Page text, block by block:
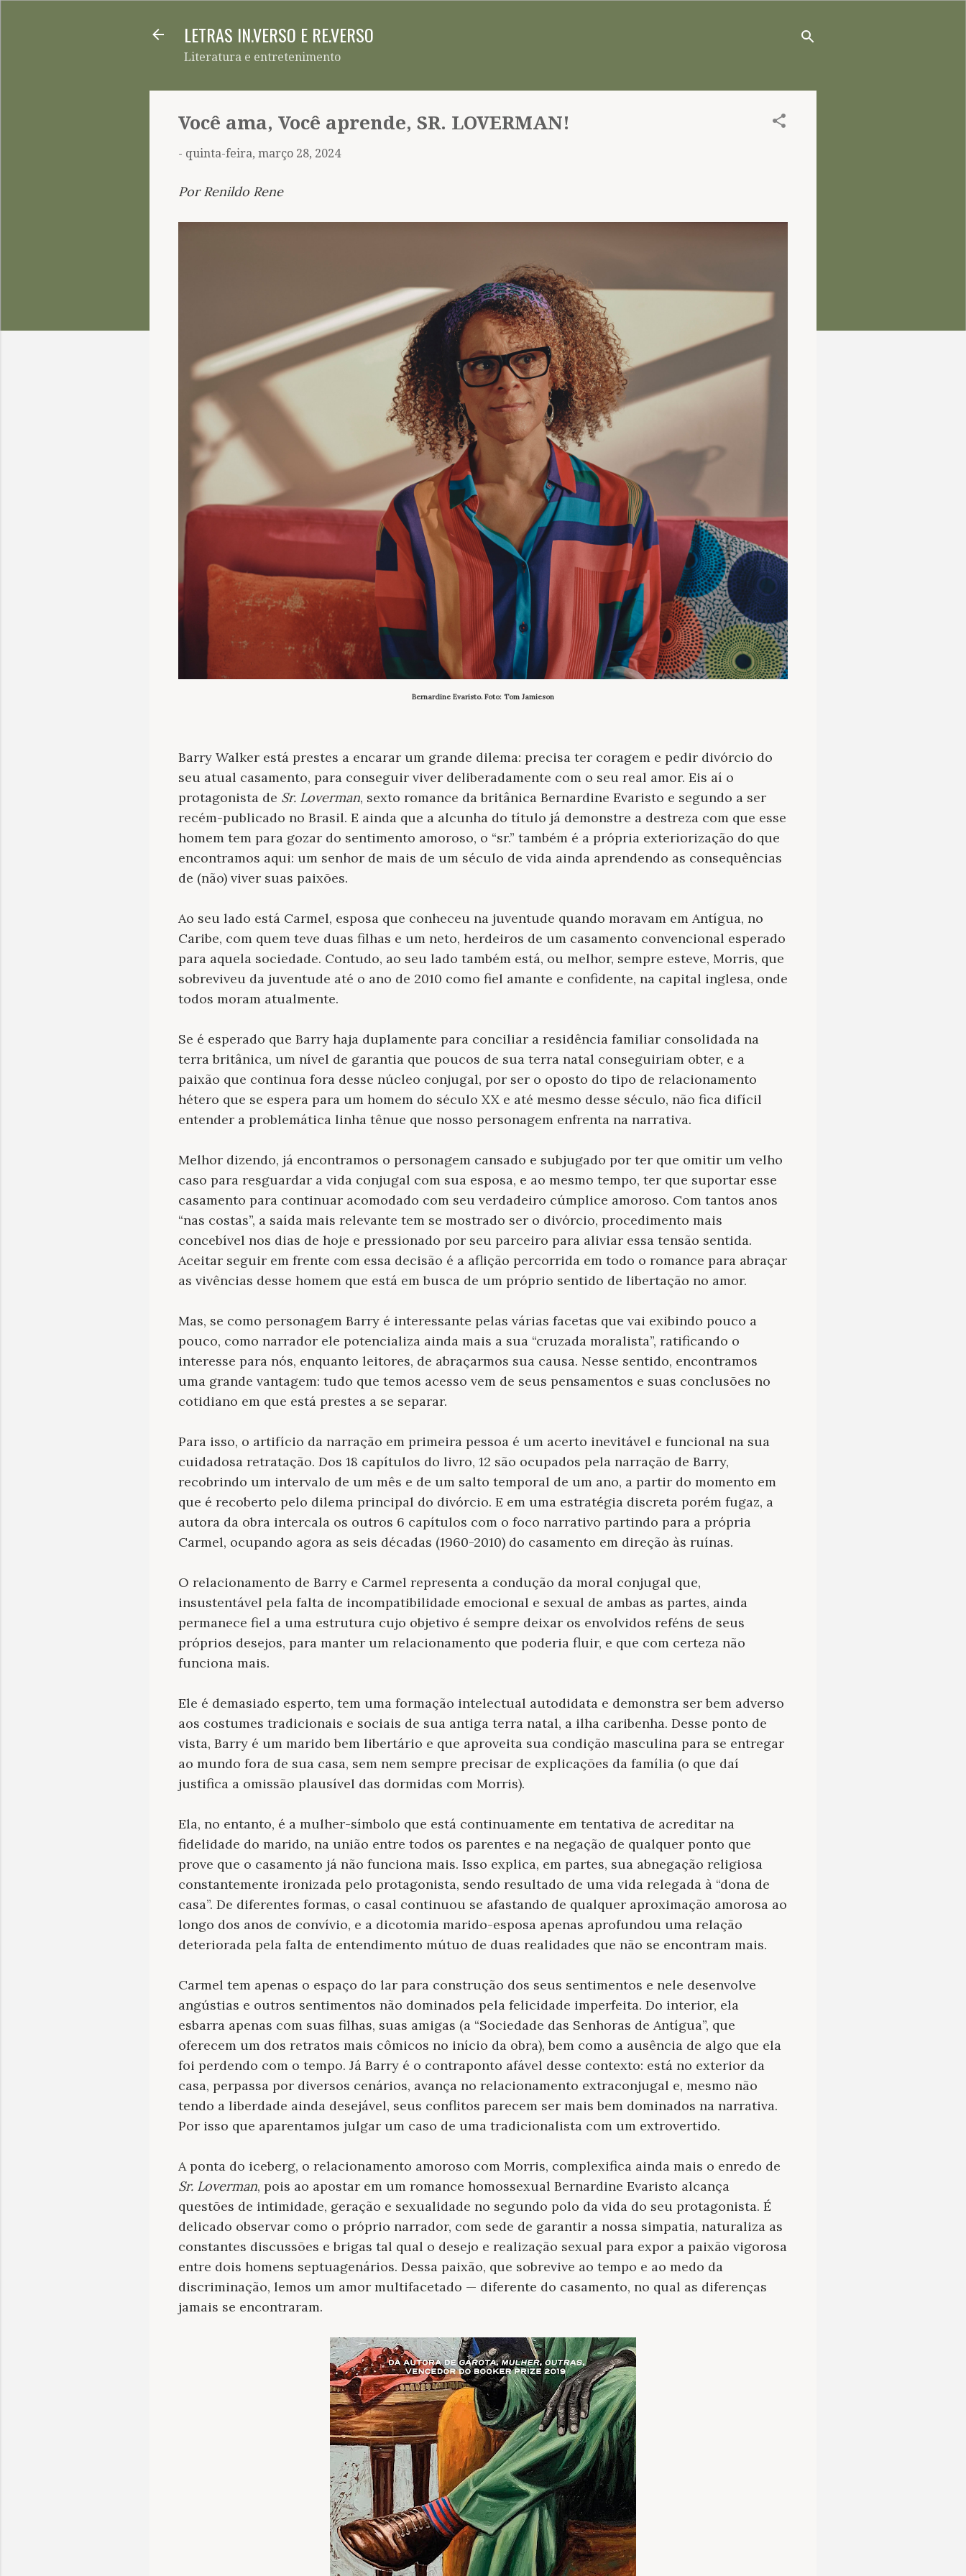
LETRAS IN.VERSO E RE.VERSO
Literatura e entretenimento
Você ama, Você aprende, SR. LOVERMAN!
- quinta-feira, março 28, 2024
Por Renildo Rene
Bernardine Evaristo. Foto: Tom Jamieson
Barry Walker está prestes a encarar um grande dilema: precisa ter coragem e pedir divórcio do
seu atual casamento, para conseguir viver deliberadamente com o seu real amor. Eis aí o
protagonista de Sr. Loverman, sexto romance da britânica Bernardine Evaristo e segundo a ser
recém-publicado no Brasil. E ainda que a alcunha do título já demonstre a destreza com que esse
homem tem para gozar do sentimento amoroso, o “sr.” também é a própria exteriorização do que
encontramos aqui: um senhor de mais de um século de vida ainda aprendendo as consequências
de (não) viver suas paixões.
Ao seu lado está Carmel, esposa que conheceu na juventude quando moravam em Antígua, no
Caribe, com quem teve duas filhas e um neto, herdeiros de um casamento convencional esperado
para aquela sociedade. Contudo, ao seu lado também está, ou melhor, sempre esteve, Morris, que
sobreviveu da juventude até o ano de 2010 como fiel amante e confidente, na capital inglesa, onde
todos moram atualmente.
Se é esperado que Barry haja duplamente para conciliar a residência familiar consolidada na
terra britânica, um nível de garantia que poucos de sua terra natal conseguiriam obter, e a
paixão que continua fora desse núcleo conjugal, por ser o oposto do tipo de relacionamento
hétero que se espera para um homem do século XX e até mesmo desse século, não fica difícil
entender a problemática linha tênue que nosso personagem enfrenta na narrativa.
Melhor dizendo, já encontramos o personagem cansado e subjugado por ter que omitir um velho
caso para resguardar a vida conjugal com sua esposa, e ao mesmo tempo, ter que suportar esse
casamento para continuar acomodado com seu verdadeiro cúmplice amoroso. Com tantos anos
“nas costas”, a saída mais relevante tem se mostrado ser o divórcio, procedimento mais
concebível nos dias de hoje e pressionado por seu parceiro para aliviar essa tensão sentida.
Aceitar seguir em frente com essa decisão é a aflição percorrida em todo o romance para abraçar
as vivências desse homem que está em busca de um próprio sentido de libertação no amor.
Mas, se como personagem Barry é interessante pelas várias facetas que vai exibindo pouco a
pouco, como narrador ele potencializa ainda mais a sua “cruzada moralista”, ratificando o
interesse para nós, enquanto leitores, de abraçarmos sua causa. Nesse sentido, encontramos
uma grande vantagem: tudo que temos acesso vem de seus pensamentos e suas conclusões no
cotidiano em que está prestes a se separar.
Para isso, o artifício da narração em primeira pessoa é um acerto inevitável e funcional na sua
cuidadosa retratação. Dos 18 capítulos do livro, 12 são ocupados pela narração de Barry,
recobrindo um intervalo de um mês e de um salto temporal de um ano, a partir do momento em
que é recoberto pelo dilema principal do divórcio. E em uma estratégia discreta porém fugaz, a
autora da obra intercala os outros 6 capítulos com o foco narrativo partindo para a própria
Carmel, ocupando agora as seis décadas (1960-2010) do casamento em direção às ruínas.
O relacionamento de Barry e Carmel representa a condução da moral conjugal que,
insustentável pela falta de incompatibilidade emocional e sexual de ambas as partes, ainda
permanece fiel a uma estrutura cujo objetivo é sempre deixar os envolvidos reféns de seus
próprios desejos, para manter um relacionamento que poderia fluir, e que com certeza não
funciona mais.
Ele é demasiado esperto, tem uma formação intelectual autodidata e demonstra ser bem adverso
aos costumes tradicionais e sociais de sua antiga terra natal, a ilha caribenha. Desse ponto de
vista, Barry é um marido bem libertário e que aproveita sua condição masculina para se entregar
ao mundo fora de sua casa, sem nem sempre precisar de explicações da família (o que daí
justifica a omissão plausível das dormidas com Morris).
Ela, no entanto, é a mulher-símbolo que está continuamente em tentativa de acreditar na
fidelidade do marido, na união entre todos os parentes e na negação de qualquer ponto que
prove que o casamento já não funciona mais. Isso explica, em partes, sua abnegação religiosa
constantemente ironizada pelo protagonista, sendo resultado de uma vida relegada à “dona de
casa”. De diferentes formas, o casal continuou se afastando de qualquer aproximação amorosa ao
longo dos anos de convívio, e a dicotomia marido-esposa apenas aprofundou uma relação
deteriorada pela falta de entendimento mútuo de duas realidades que não se encontram mais.
Carmel tem apenas o espaço do lar para construção dos seus sentimentos e nele desenvolve
angústias e outros sentimentos não dominados pela felicidade imperfeita. Do interior, ela
esbarra apenas com suas filhas, suas amigas (a “Sociedade das Senhoras de Antígua”, que
oferecem um dos retratos mais cômicos no início da obra), bem como a ausência de algo que ela
foi perdendo com o tempo. Já Barry é o contraponto afável desse contexto: está no exterior da
casa, perpassa por diversos cenários, avança no relacionamento extraconjugal e, mesmo não
tendo a liberdade ainda desejável, seus conflitos parecem ser mais bem dominados na narrativa.
Por isso que aparentamos julgar um caso de uma tradicionalista com um extrovertido.
A ponta do iceberg, o relacionamento amoroso com Morris, complexifica ainda mais o enredo de
Sr. Loverman, pois ao apostar em um romance homossexual Bernardine Evaristo alcança
questões de intimidade, geração e sexualidade no segundo polo da vida do seu protagonista. É
delicado observar como o próprio narrador, com sede de garantir a nossa simpatia, naturaliza as
constantes discussões e brigas tal qual o desejo e realização sexual para expor a paixão vigorosa
entre dois homens septuagenários. Dessa paixão, que sobrevive ao tempo e ao medo da
discriminação, lemos um amor multifacetado — diferente do casamento, no qual as diferenças
jamais se encontraram.